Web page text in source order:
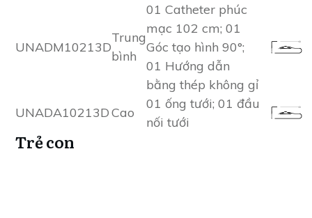
UNADM10213D
Trung
bình
01 Catheter phúc
mạc 102 cm; 01
Góc tạo hình 90°;
01 Hướng dẫn
bằng thép không gỉ
UNADA10213DCao
01 ống tưới; 01 đầu
nối tưới
Trẻ con